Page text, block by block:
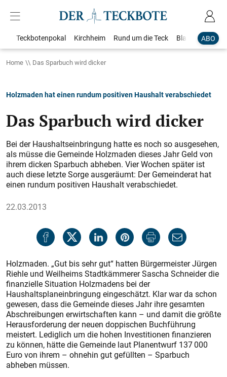
ABO
Teckbotenpokal Kirchheim Rund um die Teck Blaulicht
Home Das Sparbuch wird dicker
Holzmaden hat einen rundum positiven Haushalt verabschiedet
Das Sparbuch wird dicker
Bei der Haushaltseinbringung hatte es noch so ausgesehen,
als müsse die Gemeinde Holzmaden dieses Jahr Geld von
ihrem dicken Sparbuch abheben. Vier Wochen später ist
auch diese letzte Sorge ausgeräumt: Der Gemeinderat hat
einen rundum positiven Haushalt verabschiedet.
22.03.2013
Holzmaden. „Gut bis sehr gut“ hatten Bürgermeister Jürgen
Riehle und Weilheims Stadtkämmerer Sascha Schneider die
finanzielle Situation Holzmadens bei der
Haushaltsplaneinbringung eingeschätzt. Klar war da schon
gewesen, dass die Gemeinde dieses Jahr ihre gesamten
Abschreibungen erwirtschaften kann – und damit die größte
Herausforderung der neuen doppischen Buchführung
meistert. Lediglich um die hohen Investitionen finanzieren
zu können, hätte die Gemeinde laut Planentwurf 137 000
Euro von ihrem – ohnehin gut gefüllten – Sparbuch
abheben müssen.